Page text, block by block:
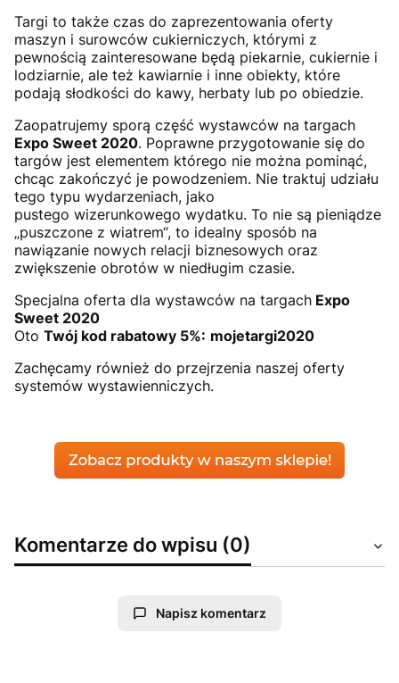
Targi to także czas do zaprezentowania oferty
maszyn i surowców cukierniczych, którymi z
pewnością zainteresowane będą piekarnie, cukiernie i
lodziarnie, ale też kawiarnie i inne obiekty, które
podają słodkości do kawy, herbaty lub po obiedzie.
Zaopatrujemy sporą część wystawców na targach
Expo Sweet 2020. Poprawne przygotowanie się do
targów jest elementem którego nie można pominąć,
chcąc zakończyć je powodzeniem. Nie traktuj udziału
tego typu wydarzeniach, jako
pustego wizerunkowego wydatku. To nie są pieniądze
„puszczone z wiatrem“, to idealny sposób na
nawiązanie nowych relacji biznesowych oraz
zwiększenie obrotów w niedługim czasie.
Specjalna oferta dla wystawców na targach Expo
Sweet 2020
Oto Twój kod rabatowy 5%: mojetargi2020
Zachęcamy również do przejrzenia naszej oferty
systemów wystawienniczych.
Komentarze do wpisu (0)
Napisz komentarz